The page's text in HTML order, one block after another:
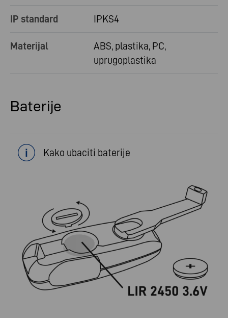
IP standard IPKS4
Materijal
ABS, plastika, PC,
uprugoplastika
Baterije
Kako ubaciti baterije